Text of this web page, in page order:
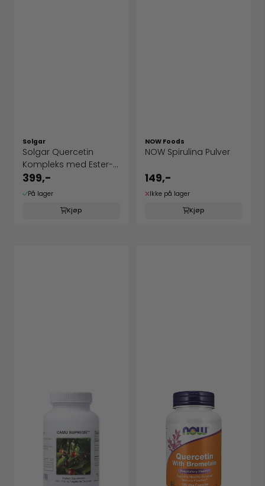
Solgar
Solgar Quercetin
Kompleks med Ester-C
Plus
399,-
På lager
Kjøp
NOW Foods
NOW Spirulina Pulver
149,-
Ikke på lager
Kjøp